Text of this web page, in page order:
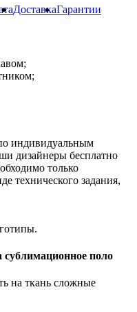
ДоставкаГарантии
индивидуальным
дизайнеры бесплатно
только
технического задания,
поло
на ткань сложные